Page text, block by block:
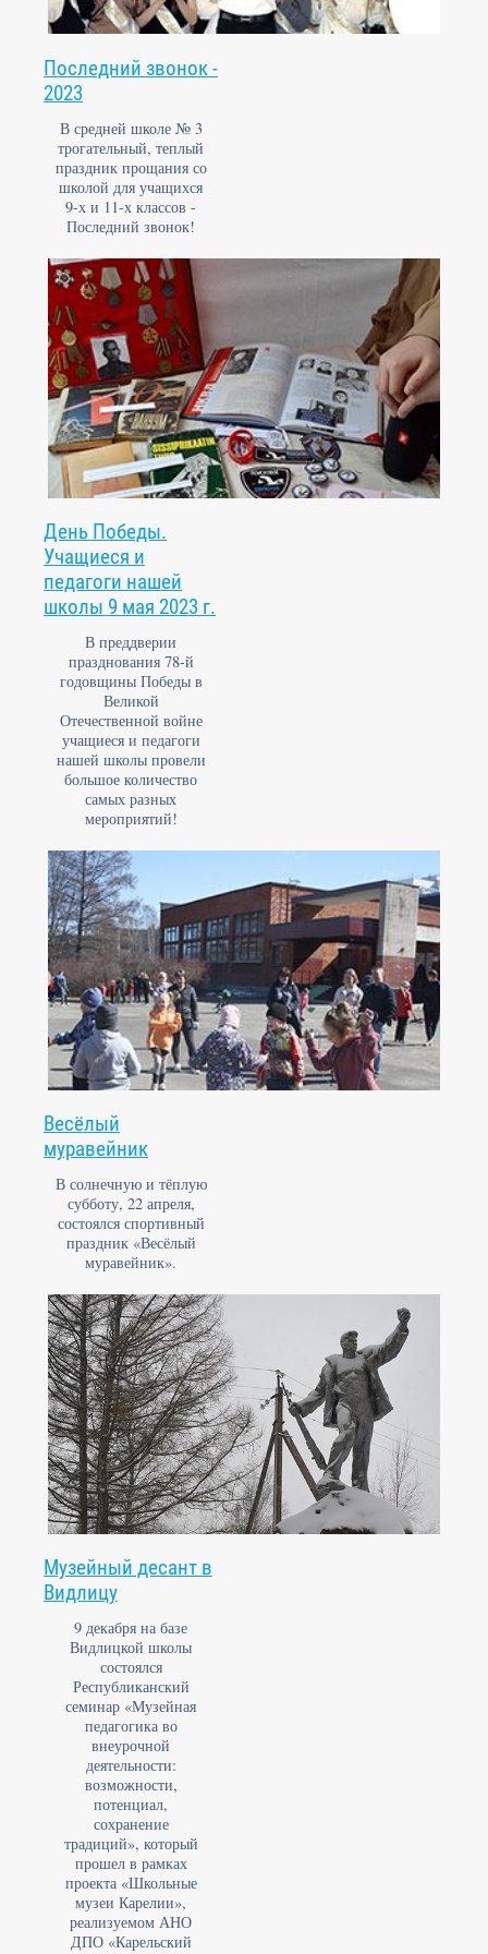
Последний звонок -
2023
В средней школе № 3
трогательный, теплый
праздник прощания со
школой для учащихся
9-х и 11-х классов -
Последний звонок!
День Победы.
Учащиеся и
педагоги нашей
школы 9 мая 2023 г.
В преддверии
празднования 78-й
годовщины Победы в
Великой
Отечественной войне
учащиеся и педагоги
нашей школы провели
большое количество
самых разных
мероприятий!
Весёлый
муравейник
В солнечную и тёплую
субботу, 22 апреля,
состоялся спортивный
праздник «Весёлый
муравейник».
Музейный десант в
Видлицу
9 декабря на базе
Видлицкой школы
состоялся
Республиканский
семинар «Музейная
педагогика во
внеурочной
деятельности:
возможности,
потенциал,
сохранение
традиций», который
прошел в рамках
проекта «Школьные
музеи Карелии»,
реализуемом АНО
ДПО «Карельский